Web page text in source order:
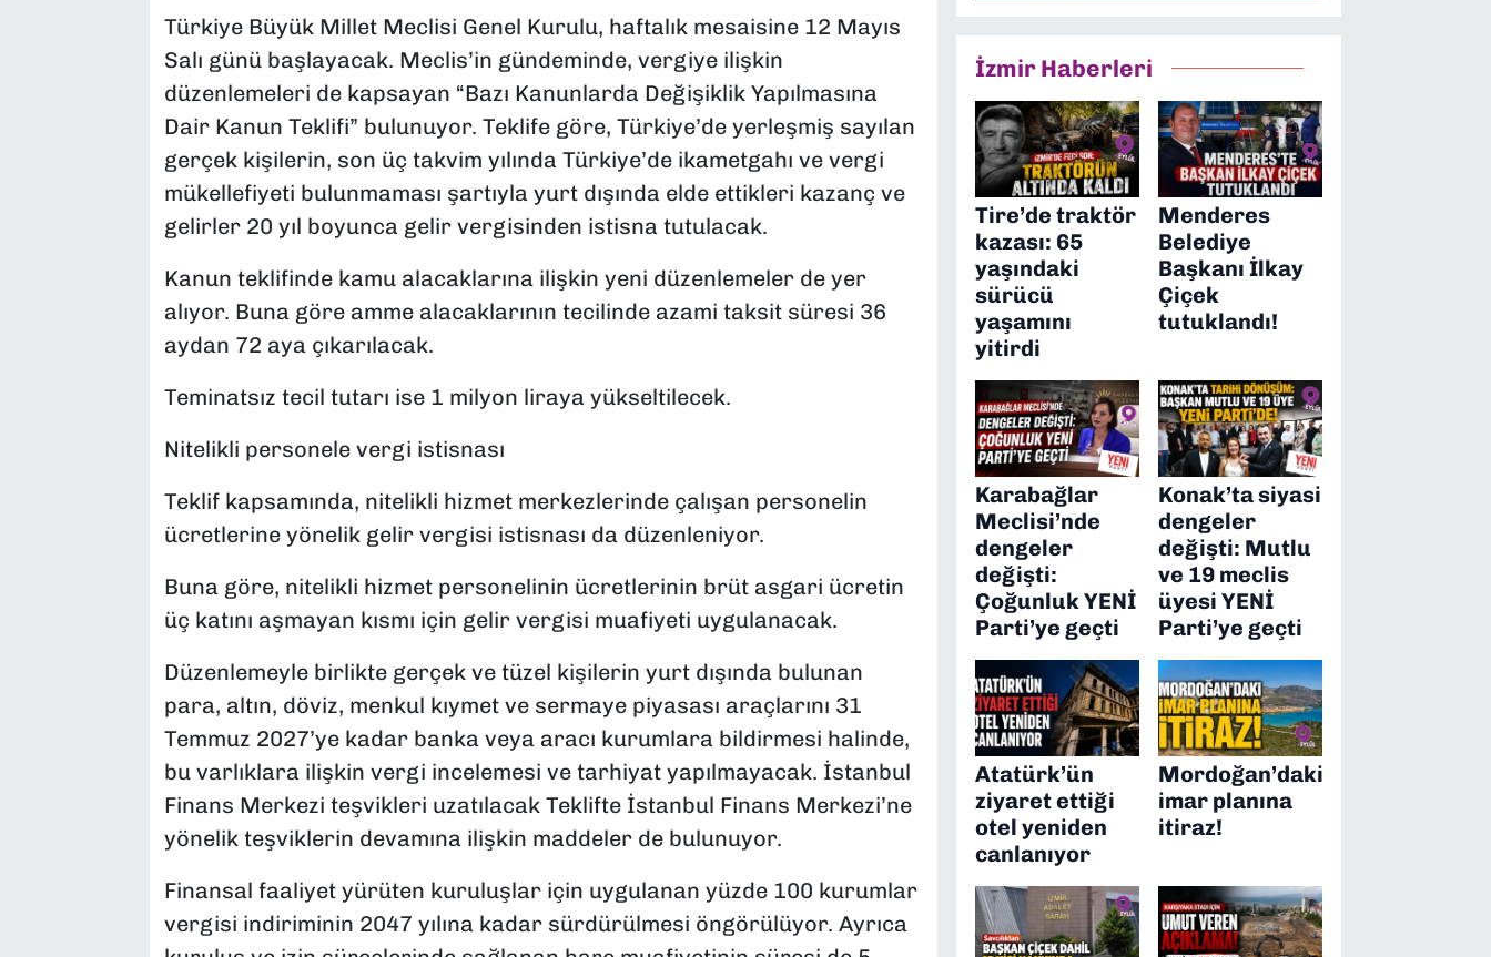
Türkiye Büyük Millet Meclisi Genel Kurulu, haftalık mesaisine 12 Mayıs
Salı günü başlayacak. Meclis’in gündeminde, vergiye ilişkin
düzenlemeleri de kapsayan “Bazı Kanunlarda Değişiklik Yapılmasına
Dair Kanun Teklifi” bulunuyor. Teklife göre, Türkiye’de yerleşmiş sayılan
gerçek kişilerin, son üç takvim yılında Türkiye’de ikametgahı ve vergi
mükellefiyeti bulunmaması şartıyla yurt dışında elde ettikleri kazanç ve
gelirler 20 yıl boyunca gelir vergisinden istisna tutulacak.
Kanun teklifinde kamu alacaklarına ilişkin yeni düzenlemeler de yer
alıyor. Buna göre amme alacaklarının tecilinde azami taksit süresi 36
aydan 72 aya çıkarılacak.
Teminatsız tecil tutarı ise 1 milyon liraya yükseltilecek.
Nitelikli personele vergi istisnası
Teklif kapsamında, nitelikli hizmet merkezlerinde çalışan personelin
ücretlerine yönelik gelir vergisi istisnası da düzenleniyor.
Buna göre, nitelikli hizmet personelinin ücretlerinin brüt asgari ücretin
üç katını aşmayan kısmı için gelir vergisi muafiyeti uygulanacak.
Düzenlemeyle birlikte gerçek ve tüzel kişilerin yurt dışında bulunan
para, altın, döviz, menkul kıymet ve sermaye piyasası araçlarını 31
Temmuz 2027’ye kadar banka veya aracı kurumlara bildirmesi halinde,
bu varlıklara ilişkin vergi incelemesi ve tarhiyat yapılmayacak. İstanbul
Finans Merkezi teşvikleri uzatılacak Teklifte İstanbul Finans Merkezi’ne
yönelik teşviklerin devamına ilişkin maddeler de bulunuyor.
Finansal faaliyet yürüten kuruluşlar için uygulanan yüzde 100 kurumlar
vergisi indiriminin 2047 yılına kadar sürdürülmesi öngörülüyor. Ayrıca
İzmir Haberleri
Tire’de traktör
kazası: 65
yaşındaki
sürücü
yaşamını
yitirdi
Menderes
Belediye
Başkanı İlkay
Çiçek
tutuklandı!
Karabağlar
Meclisi’nde
dengeler
değişti:
Çoğunluk YENİ
Parti’ye geçti
Konak’ta siyasi
dengeler
değişti: Mutlu
ve 19 meclis
üyesi YENİ
Parti’ye geçti
Atatürk’ün
ziyaret ettiği
otel yeniden
canlanıyor
Mordoğan’daki
imar planına
itiraz!